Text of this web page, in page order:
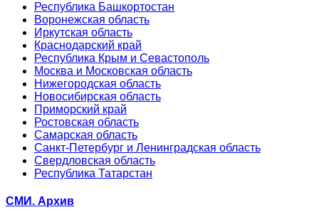
Республика Башкортостан
Воронежская область
Иркутская область
Краснодарский край
Республика Крым и Севастополь
Москва и Московская область
Нижегородская область
Новосибирская область
Приморский край
Ростовская область
Самарская область
Санкт-Петербург и Ленинградская область
Свердловская область
Республика Татарстан
СМИ. Архив